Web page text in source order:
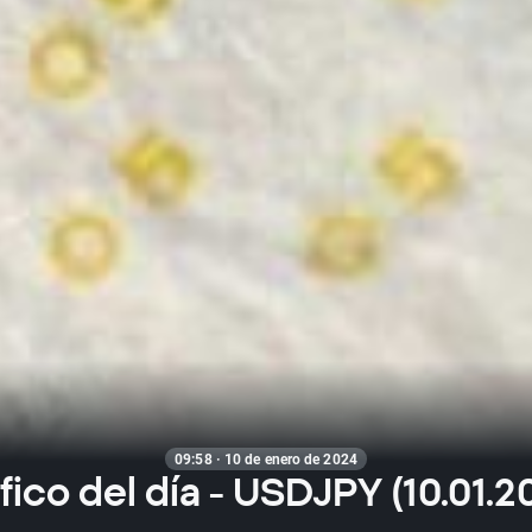
09:58 · 10 de enero de 2024
del día - USDJPY